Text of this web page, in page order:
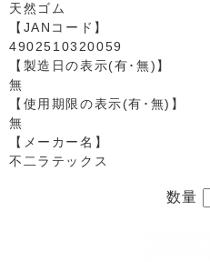
天然ゴム
【JANコード】
4902510320059
【製造日の表示(有･無)】
無
【使用期限の表示(有･無)】
無
【メーカー名】
不二ラテックス
数量